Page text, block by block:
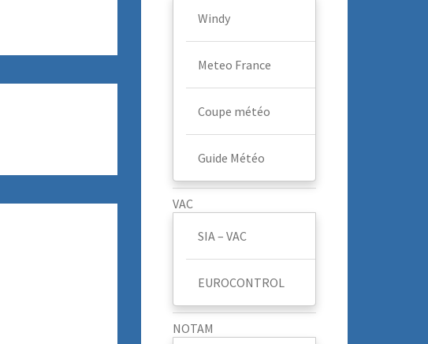
Windy
Meteo France
Coupe météo
Guide Météo
VAC
SIA – VAC
EUROCONTROL
NOTAM